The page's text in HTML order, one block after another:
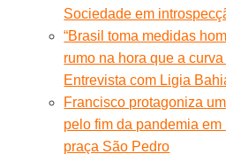
Sociedade em
“Brasil toma medidas
rumo na hora que a
Entrevista com Ligia
Francisco protagoniza
pelo fim da pandemia
praça São Pedro